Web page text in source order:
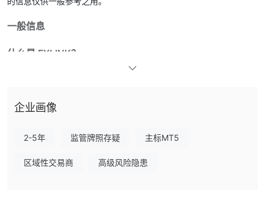
一般信息
什么是 FXLINK？
FXLINK是一家在英国注册的多资产经纪商，通过 mt5 平台提供具有
差从 20 点起，最低入金低至 50 美元）。然而，它
的规定。请注意风险！
供简单明了的信息。如果您有兴趣，请继续阅读。在文章的最后，我
们也会简单地做一个总结，以便您一目了然地了解经纪商的特点。
企业画像
2-5年 监管牌照存疑 主标MT5
区域性交易商 高级风险隐患